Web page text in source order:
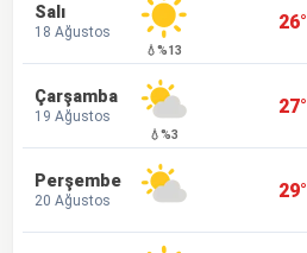
Salı
18 Ağustos
💧%13
26°
Çarşamba
19 Ağustos
💧%3
27°
Perşembe
20 Ağustos 29°